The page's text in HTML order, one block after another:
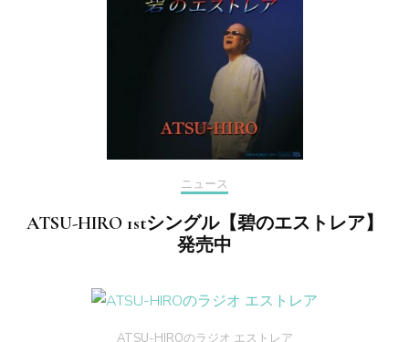
ニュース
ATSU-HIRO 1stシングル【碧のエストレア】
発売中
ATSU-HIROのラジオ エストレア